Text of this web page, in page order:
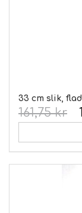
33 cm slik,
161,75 kr